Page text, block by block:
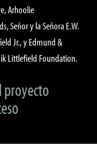
Arhoolie
Señor y la Señora E.W.
Jr., y Edmund &
Littlefield Foundation.
proyecto